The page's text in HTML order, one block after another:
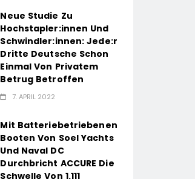
Neue Studie Zu
Hochstapler:innen Und
Schwindler:innen: Jede:r
Dritte Deutsche Schon
Einmal Von Privatem
Betrug Betroffen
7. APRIL 2022
Mit Batteriebetriebenen
Booten Von Soel Yachts
Und Naval DC
Durchbricht ACCURE Die
Schwelle Von 1.111